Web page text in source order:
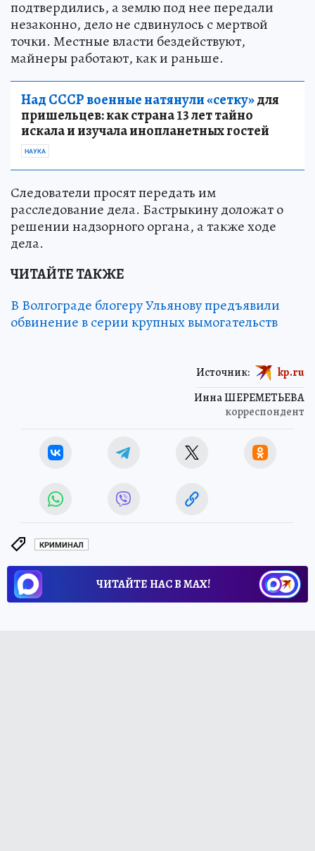
подтвердились, а землю под нее передали
незаконно, дело не сдвинулось с мертвой
точки. Местные власти бездействуют,
майнеры работают, как и раньше.
Над СССР военные натянули «сетку»для
пришельцев: как страна 13 лет тайно
искала и изучала инопланетных гостей
НАУКА
Следователи просят передать им
расследование дела. Бастрыкину доложат о
решении надзорного органа, а также ходе
дела.
ЧИТАЙТЕ ТАКЖЕ
В Волгограде блогеру Ульянову предъявили
обвинение в серии крупных вымогательств
Инна ШЕРЕМЕТЬЕВА
корреспондент
Источник: kp.ru
КРИМИНАЛ
ЧИТАЙТЕ НАС В МАХ!